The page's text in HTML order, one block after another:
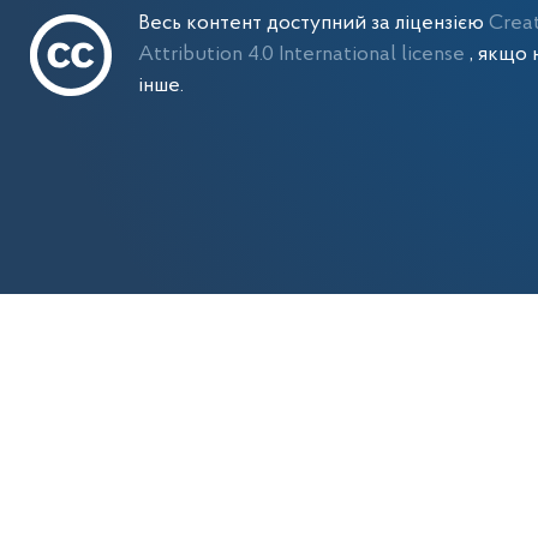
Весь контент доступний за ліцензією
Attribution 4.0 International license , якщо
інше.